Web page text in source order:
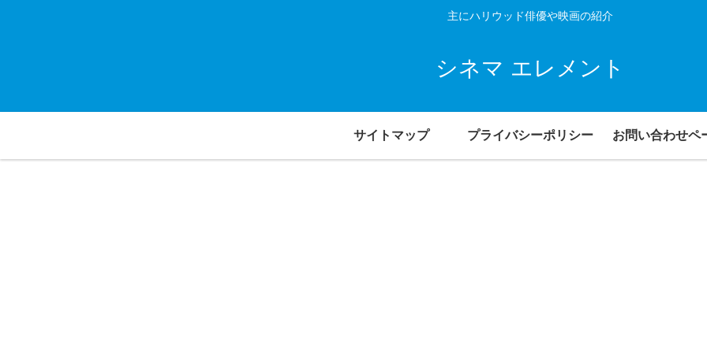
主にハリウッド俳優や映画の紹介
シネマ エレメント
サイトマップ プライバシーポリシー お問い合わせペ